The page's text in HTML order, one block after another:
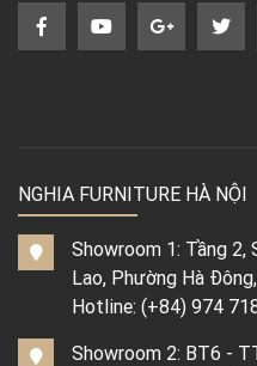
NGHIA FURNITURE HÀ NỘI
Showroom 1: Tầng 2,
Lao, Phường Hà
Hotline: (+84) 974
Showroom 2: BT6 -